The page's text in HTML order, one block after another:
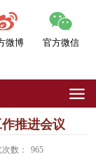
微博 官方微信
推进会议
数： 965